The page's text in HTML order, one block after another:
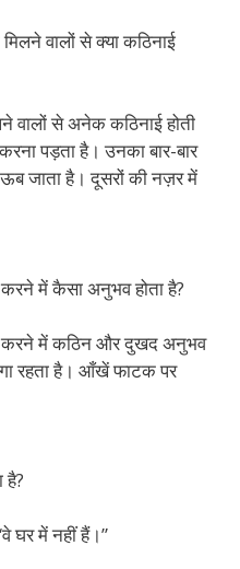
वालों से क्या कठिनाई
वालों से अनेक कठिनाई होती
पड़ता है। उनका बार-बार
जाता है। दूसरों की नज़र में
करने में कैसा अनुभव होता है?
करने में कठिन और दुखद अनुभव
रहता है। आँखें फाटक पर
है?
घर में नहीं हैं।”